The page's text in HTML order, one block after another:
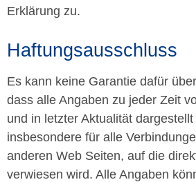
Erklärung zu.
Haftungsausschluss
Es kann keine Garantie dafür
dass alle Angaben zu jeder Zeit
und in letzter Aktualität
insbesondere für alle
anderen Web Seiten, auf die
verwiesen wird. Alle Angaben